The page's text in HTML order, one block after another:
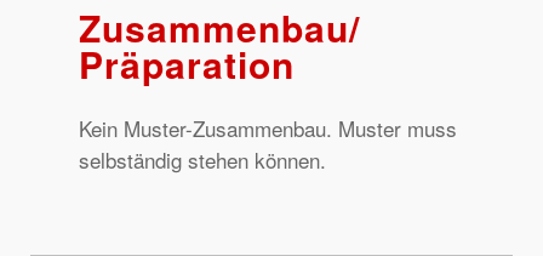
Zusammenbau/
Präparation
Kein Muster-Zusammenbau. Muster muss
selbständig stehen können.